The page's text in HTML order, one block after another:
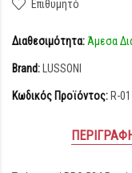
Επιθυμητό
Διαθεσιμότητα: Άμεσα
Brand: LUSSONI
Κωδικός Προϊόντος: R-